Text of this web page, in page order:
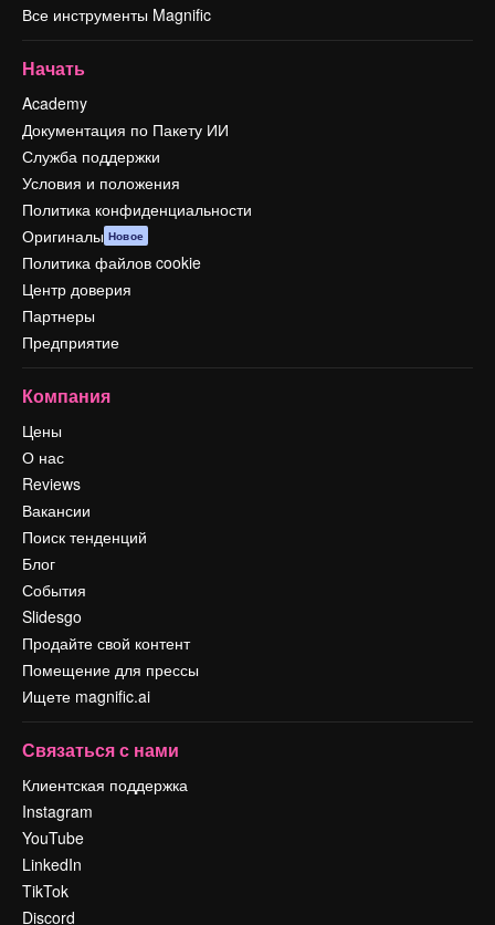
Все инструменты Magnific
Начать
Academy
Документация по Пакету ИИ
Служба поддержки
Условия и положения
Политика конфиденциальности
Оригиналы Новое
Политика файлов cookie
Центр доверия
Партнеры
Предприятие
Компания
Цены
О нас
Reviews
Вакансии
Поиск тенденций
Блог
События
Slidesgo
Продайте свой контент
Помещение для прессы
Ищете magnific.ai
Связаться с нами
Клиентская поддержка
Instagram
YouTube
LinkedIn
TikTok
Discord